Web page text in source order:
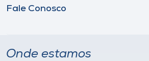
Fale Conosco
Onde estamos